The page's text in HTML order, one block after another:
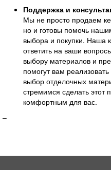
Поддержка и
Мы не просто продаем
но и готовы помочь
выбора и покупки. Наша
ответить на ваши
выбору материалов и
помогут вам
выбор отделочных
стремимся сделать этот
комфортным для вас.
–